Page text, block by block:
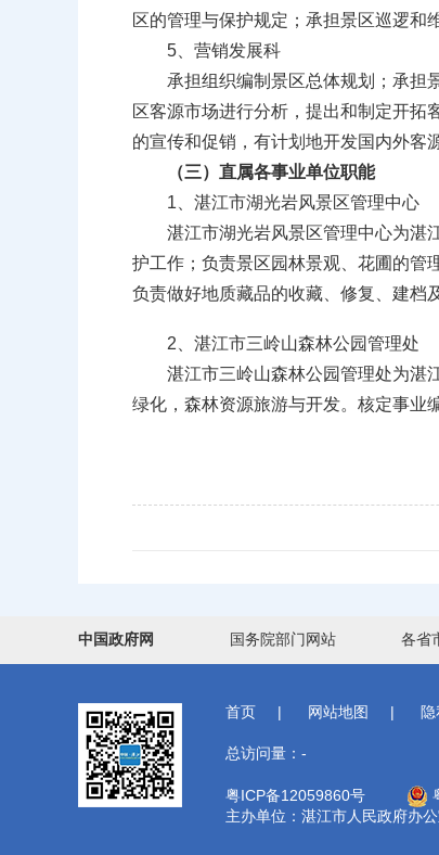
区的管理与保护规定；承担景区巡逻和
5、营销发展科
承担组织编制景区总体规划；承担景
区客源市场进行分析，提出和制定开拓
的宣传和促销，有计划地开发国内外客
（三）直属各事业单位职能
1、湛江市湖光岩风景区管理中心
湛江市湖光岩风景区管理中心为湛江
护工作；负责景区园林景观、花圃的管
负责做好地质藏品的收藏、修复、建档
2、湛江市三岭山森林公园管理处
湛江市三岭山森林公园管理处为湛江
绿化，森林资源旅游与开发。核定事业
中国政府网 国务院部门网站 各省
首页 | 网站地图 |
总访问量： -
粤ICP备12059860号
主办单位：湛江市人民政府办